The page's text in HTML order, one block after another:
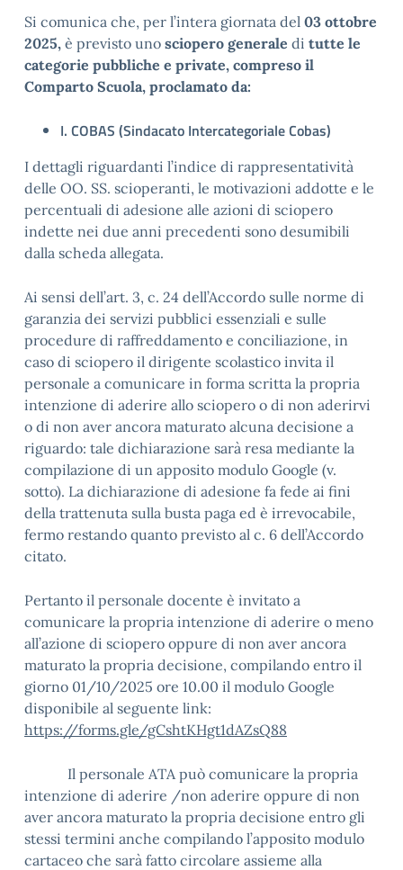
Si comunica che, per l’intera giornata del 03 ottobre
2025, è previsto uno sciopero generale di tutte le
categorie pubbliche e private, compreso il
Comparto Scuola, proclamato da:
I. COBAS (Sindacato Intercategoriale Cobas)
I dettagli riguardanti l’indice di rappresentatività
delle OO. SS. scioperanti, le motivazioni addotte e le
percentuali di adesione alle azioni di sciopero
indette nei due anni precedenti sono desumibili
dalla scheda allegata.
Ai sensi dell’art. 3, c. 24 dell’Accordo sulle norme di
garanzia dei servizi pubblici essenziali e sulle
procedure di raffreddamento e conciliazione, in
caso di sciopero il dirigente scolastico invita il
personale a comunicare in forma scritta la propria
intenzione di aderire allo sciopero o di non aderirvi
o di non aver ancora maturato alcuna decisione a
riguardo: tale dichiarazione sarà resa mediante la
compilazione di un apposito modulo Google (v.
sotto). La dichiarazione di adesione fa fede ai fini
della trattenuta sulla busta paga ed è irrevocabile,
fermo restando quanto previsto al c. 6 dell’Accordo
citato.
Pertanto il personale docente è invitato a
comunicare la propria intenzione di aderire o meno
all’azione di sciopero oppure di non aver ancora
maturato la propria decisione, compilando entro il
giorno 01/10/2025 ore 10.00 il modulo Google
disponibile al seguente link:
https://forms.gle/gCshtKHgt1dAZsQ88
Il personale ATA può comunicare la propria
intenzione di aderire /non aderire oppure di non
aver ancora maturato la propria decisione entro gli
stessi termini anche compilando l’apposito modulo
cartaceo che sarà fatto circolare assieme alla